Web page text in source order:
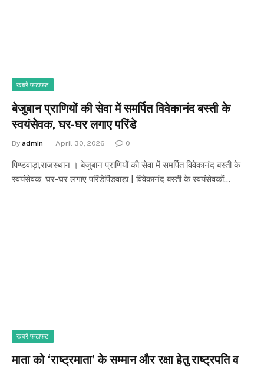
खबरें फटाफट
बेजुबान प्राणियों की सेवा में समर्पित विवेकानंद बस्ती के
स्वयंसेवक, घर-घर लगाए परिंडे
By admin April 30, 2026 0
पिण्डवाड़ा,राजस्थान । बेजुबान प्राणियों की सेवा में समर्पित विवेकानंद बस्ती के
स्वयंसेवक, घर-घर लगाए परिंडे​पिंडवाड़ा | विवेकानंद बस्ती के स्वयंसेवकों…
खबरें फटाफट
माता को ‘राष्ट्रमाता’ के सम्मान और रक्षा हेतु राष्ट्रपति व